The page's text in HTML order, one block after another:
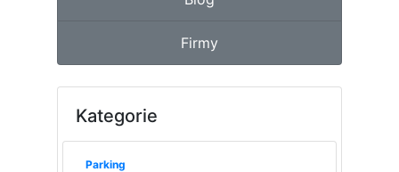
Firmy
Kategorie
Parking